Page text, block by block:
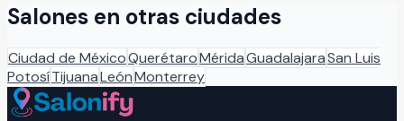
Salones en otras ciudades
Ciudad de MéxicoQuerétaroMéridaGuadalajaraSan Luis
PotosíTijuanaLeónMonterrey